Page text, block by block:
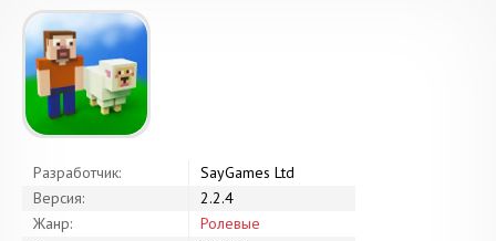
Разработчик:
SayGames Ltd
Версия:
2.2.4
Жанр:
Ролевые